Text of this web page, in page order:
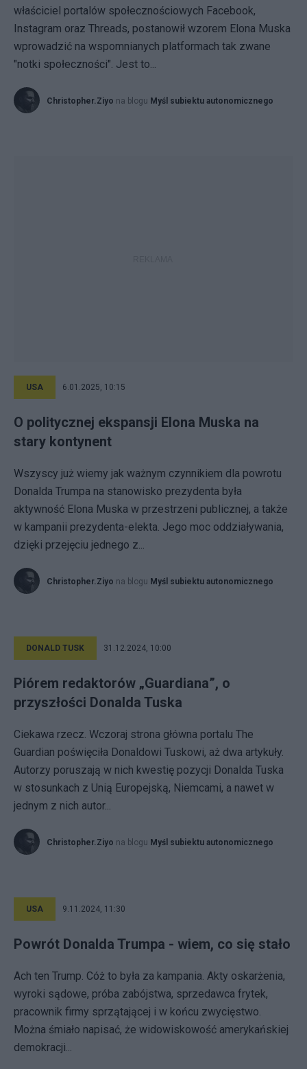
właściciel portalów społecznościowych Facebook,
Instagram oraz Threads, postanowił wzorem Elona Muska
wprowadzić na wspomnianych platformach tak zwane
"notki społeczności". Jest to...
Christopher.Ziyo na blogu Myśl subiektu autonomicznego
USA 6.01.2025, 10:15
O politycznej ekspansji Elona Muska na
stary kontynent
Wszyscy już wiemy jak ważnym czynnikiem dla powrotu
Donalda Trumpa na stanowisko prezydenta była
aktywność Elona Muska w przestrzeni publicznej, a także
w kampanii prezydenta-elekta. Jego moc oddziaływania,
dzięki przejęciu jednego z...
Christopher.Ziyo na blogu Myśl subiektu autonomicznego
DONALD TUSK 31.12.2024, 10:00
Piórem redaktorów „Guardiana”, o
przyszłości Donalda Tuska
Ciekawa rzecz. Wczoraj strona główna portalu The
Guardian poświęciła Donaldowi Tuskowi, aż dwa artykuły.
Autorzy poruszają w nich kwestię pozycji Donalda Tuska
w stosunkach z Unią Europejską, Niemcami, a nawet w
jednym z nich autor...
Christopher.Ziyo na blogu Myśl subiektu autonomicznego
USA 9.11.2024, 11:30
Powrót Donalda Trumpa - wiem, co się stało
Ach ten Trump. Cóż to była za kampania. Akty oskarżenia,
wyroki sądowe, próba zabójstwa, sprzedawca frytek,
pracownik firmy sprzątającej i w końcu zwycięstwo.
Można śmiało napisać, że widowiskowość amerykańskiej
demokracji...